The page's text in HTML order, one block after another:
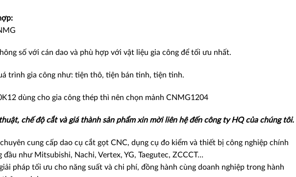
số với cán dao và phù hợp với vật liệu gia công để tối ưu nhất.
trình gia công như: tiện thô, tiện bán tinh, tiện tinh.
dùng cho gia công thép thì nên chọn mảnh CNMG1204
chế độ cắt và giá thành sản phẩm xin mời liên hệ đến công ty HQ của chúng tôi.
chuyên cung cấp dao cụ cắt gọt CNC, dụng cụ đo kiểm và thiết bị công nghiệp chính
như Mitsubishi, Nachi, Vertex, YG, Taegutec, ZCCCT…
pháp tối ưu cho năng suất và chi phí, đồng hành cùng doanh nghiệp trong hành